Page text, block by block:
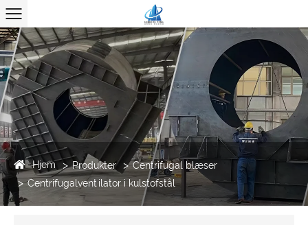
Hjem Produkter
Centrifugal blæser
Centrifugalventilator i kulstofstål